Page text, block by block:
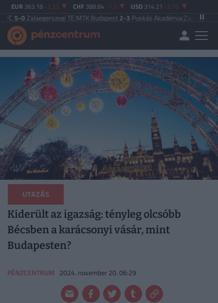
EUR 363.18 -2.23 CHF 388.84 -1.5 USD 314.21 -2.76
TE|MTK Budapest2-3Puskás Akadémia|Zalaegerszegi TE5-2
UTAZÁS
Kiderült az igazság: tényleg olcsóbb
Bécsben a karácsonyi vásár, mint
Budapesten?
PÉNZCENTRUM 2024. november 20. 06:29